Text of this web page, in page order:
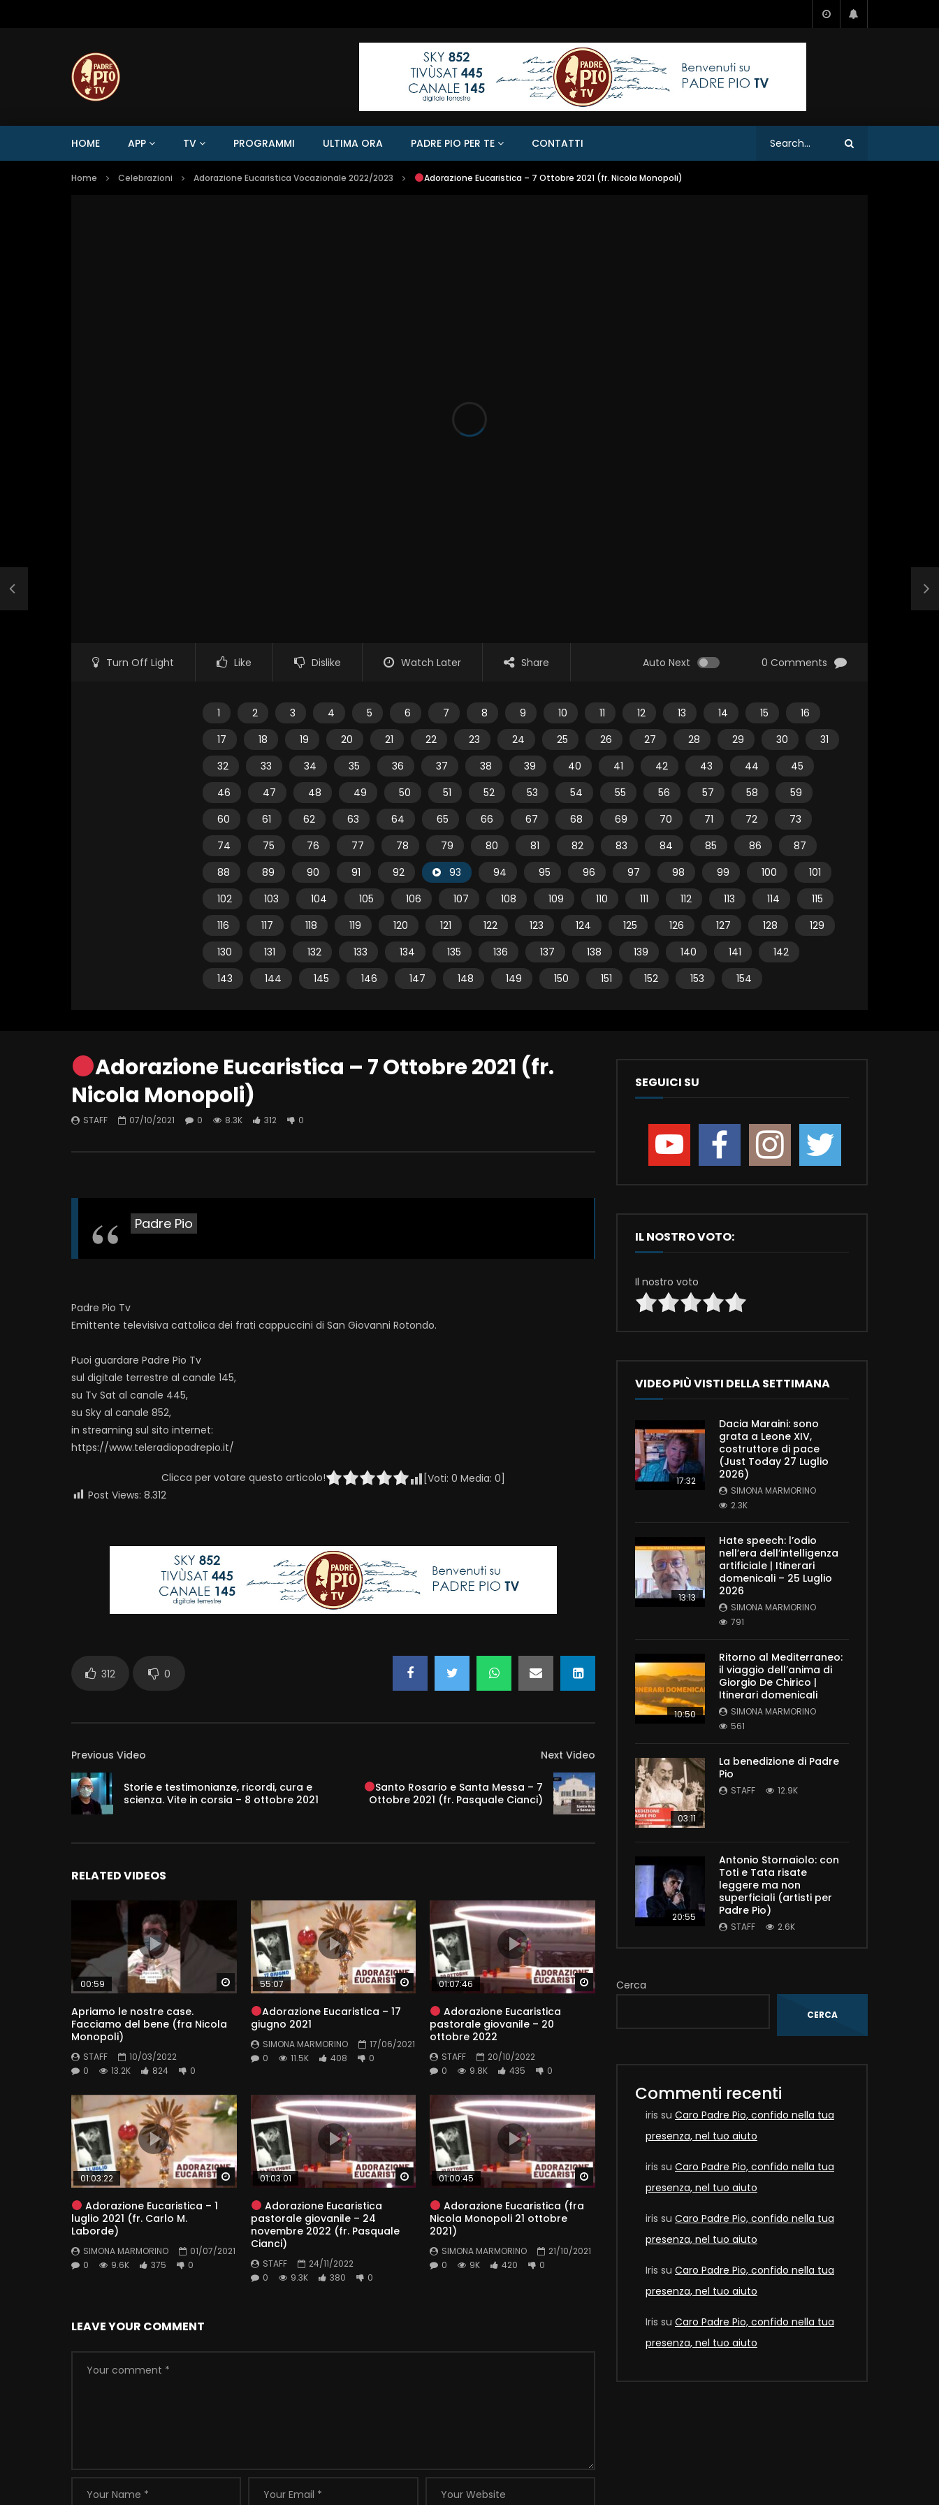
HOME APP TV PROGRAMMI ULTIMA ORA PADRE PIO PER TE CONTATTI
Home Celebrazioni Adorazione Eucaristica Vocazionale 2022/2023 Adorazione Eucaristica – 7 Ottobre 2021 (fr. Nicola Monopoli)
Turn Off Light Like Dislike Watch Later Share Auto Next 0 Comments
1 2 3 4 5 6 7 8 9 10 11 12 13 14 15
16
17
18 19 20 21 22 23 24 25 26 27 28 29 30
31
32
33 34 35 36 37 38 39 40 41 42 43 44
45
46
47 48 49 50 51 52 53 54 55 56 57 58
59
60
61 62 63 64 65 66 67 68 69 70 71 72
73
74
75 76 77 78 79 80 81 82 83 84 85 86
87
88
89 90 91 92 93 94 95 96 97 98 99 100
101
102
103 104 105 106 107 108 109 110 111 112 113 114
115
116
117 118 119 120 121 122 123 124 125 126 127 128
129
130
131 132 133 134 135 136 137 138 139 140 141
142
143
144 145 146 147 148 149 150 151 152 153 154
Adorazione Eucaristica – 7 Ottobre 2021 (fr.
Nicola Monopoli)
STAFF 07/10/2021 0 8.3K 312 0
Padre Pio
Padre Pio Tv
Emittente televisiva cattolica dei frati cappuccini di San Giovanni Rotondo.
Puoi guardare Padre Pio Tv
sul digitale terrestre al canale 145,
su Tv Sat al canale 445,
su Sky al canale 852,
in streaming sul sito internet:
https://www.teleradiopadrepio.it/
Clicca per votare questo articolo! [Voti: 0 Media: 0
Post Views: 8.312
312 0
Previous Video
Storie e testimonianze, ricordi, cura e
scienza. Vite in corsia – 8 ottobre 2021
Next Video
Santo Rosario e Santa Messa – 7
Ottobre 2021 (fr. Pasquale Cianci)
RELATED VIDEOS
Watch Later
00:59
Apriamo le nostre case.
Facciamo del bene (fra Nicola
Monopoli)
STAFF
10/03/2022
0
13.2K 824 0
Watch Later
55:07
Adorazione Eucaristica – 17
giugno 2021
SIMONA MARMORINO
17/06/2021
0
11.5K 408 0
Watch Later
01:07:46
Adorazione Eucaristica
pastorale giovanile – 20
ottobre 2022
STAFF
20/10/2022
0
9.8K 435 0
Watch Later
01:03:22
Adorazione Eucaristica – 1
luglio 2021 (fr. Carlo M.
Laborde)
SIMONA MARMORINO
01/07/2021
0
9.6K 375 0
Watch Later
01:03:01
Adorazione Eucaristica
pastorale giovanile – 24
novembre 2022 (fr. Pasquale
Cianci)
STAFF
24/11/2022
0
9.3K 380 0
Watch Later
01:00:45
Adorazione Eucaristica (fra
Nicola Monopoli 21 ottobre
2021)
SIMONA MARMORINO
21/10/2021
0
9K 420 0
LEAVE YOUR COMMENT
SEGUICI SU
IL NOSTRO VOTO:
Il nostro voto
VIDEO PIÙ VISTI DELLA SETTIMANA
17:32
Dacia Maraini: sono
grata a Leone XIV,
costruttore di pace
(Just Today 27 Luglio
2026)
SIMONA MARMORINO
2.3K
13:13
Hate speech: l’odio
nell’era dell’intelligenza
artificiale | Itinerari
domenicali – 25 Luglio
2026
SIMONA MARMORINO
791
10:50
Ritorno al Mediterraneo:
il viaggio dell’anima di
Giorgio De Chirico |
Itinerari domenicali
SIMONA MARMORINO
561
03:11
La benedizione di Padre
Pio
STAFF 12.9K
20:55
Antonio Stornaiolo: con
Toti e Tata risate
leggere ma non
superficiali (artisti per
Padre Pio)
STAFF 2.6K
Cerca
CERCA
Commenti recenti
iris su Caro Padre Pio, confido nella tua
presenza, nel tuo aiuto
iris su Caro Padre Pio, confido nella tua
presenza, nel tuo aiuto
iris su Caro Padre Pio, confido nella tua
presenza, nel tuo aiuto
Iris su Caro Padre Pio, confido nella tua
presenza, nel tuo aiuto
Iris su Caro Padre Pio, confido nella tua
presenza, nel tuo aiuto